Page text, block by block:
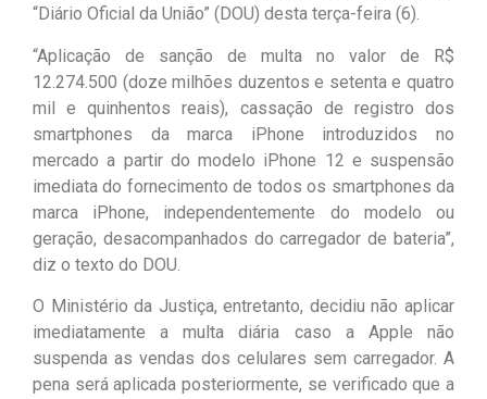
“Diário Oficial da União” (DOU) desta terça-feira (6).
“Aplicação de sanção de multa no valor de R$
12.274.500 (doze milhões duzentos e setenta e quatro
mil e quinhentos reais), cassação de registro dos
smartphones da marca iPhone introduzidos no
mercado a partir do modelo iPhone 12 e suspensão
imediata do fornecimento de todos os smartphones da
marca iPhone, independentemente do modelo ou
geração, desacompanhados do carregador de bateria”,
diz o texto do DOU.
O Ministério da Justiça, entretanto, decidiu não aplicar
imediatamente a multa diária caso a Apple não
suspenda as vendas dos celulares sem carregador. A
pena será aplicada posteriormente, se verificado que a